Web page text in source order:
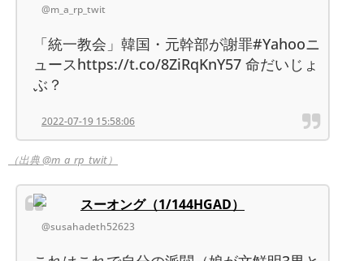
@m_a_rp_twit
「統一教会」韓国・元幹部が謝罪#Yahooニ
ュースhttps://t.co/8ZiRqKnY57 命だいじょ
ぶ？
2022-07-19 15:58:06
（出典 @m_a_rp_twit）
スーオング（1/144HGAD）
@susahadeth52623